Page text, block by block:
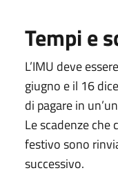
Tempi e
L’IMU deve
giugno e il 16
di pagare in
Le scadenze
festivo sono
successivo.